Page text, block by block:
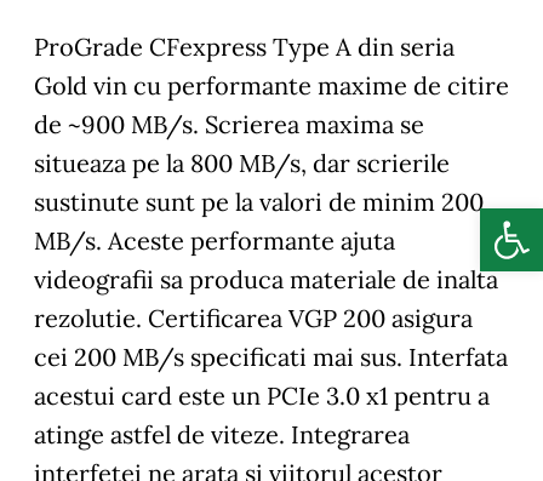
ProGrade CFexpress Type A din seria
Gold vin cu performante maxime de citire
de ~900 MB/s. Scrierea maxima se
situeaza pe la 800 MB/s, dar scrierile
sustinute sunt pe la valori de minim 200
MB/s. Aceste performante ajuta
videografii sa produca materiale de inalta
rezolutie. Certificarea VGP 200 asigura
cei 200 MB/s specificati mai sus. Interfata
acestui card este un PCIe 3.0 x1 pentru a
atinge astfel de viteze. Integrarea
interfetei ne arata si viitorul acestor